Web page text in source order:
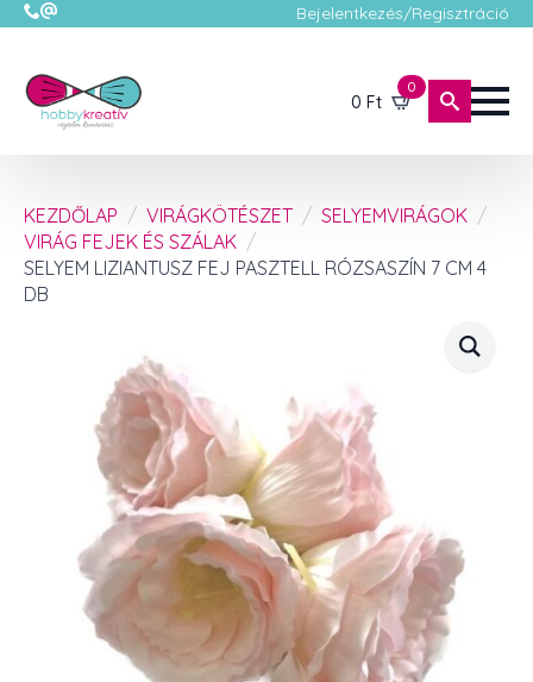
Bejelentkezés/Regisztráció
0 Ft
0
KEZDŐLAP VIRÁGKÖTÉSZET
SELYEMVIRÁGOK
VIRÁG FEJEK ÉS SZÁLAK
SELYEM LIZIANTUSZ FEJ PASZTELL RÓZSASZÍN 7 CM 4
DB